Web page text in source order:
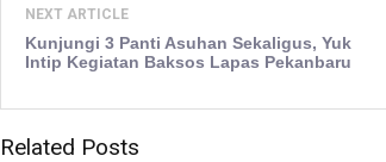
NEXT ARTICLE
Kunjungi 3 Panti Asuhan Sekaligus, Yuk
Intip Kegiatan Baksos Lapas Pekanbaru
Related Posts